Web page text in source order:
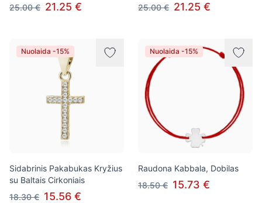
25.00 € 21.25 €
25.00 € 21.25 €
Nuolaida -15%
Sidabrinis Pakabukas Kryžius
su Baltais Cirkoniais
18.30 € 15.56 €
Nuolaida -15%
Raudona Kabbala, Dobilas
18.50 € 15.73 €